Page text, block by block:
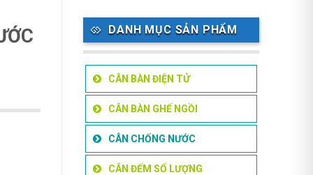
DANH MỤC SẢN PHẨM
CÂN BÀN ĐIỆN TỬ
CÂN BÀN GHẾ NGỒI
CÂN CHỐNG NƯỚC
CÂN ĐẾM SỐ LƯỢNG
Bảo Hành 36 Tháng số lượng